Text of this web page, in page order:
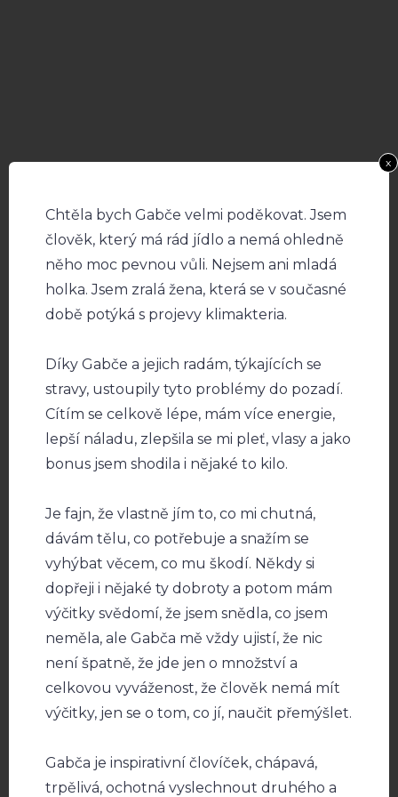
Chtěla bych Gabče velmi poděkovat. Jsem
člověk, který má rád jídlo a nemá ohledně
něho moc pevnou vůli. Nejsem ani mladá
holka. Jsem zralá žena, která se v současné
době potýká s projevy klimakteria.
Díky Gabče a jejich radám, týkajících se
stravy, ustoupily tyto problémy do pozadí.
Cítím se celkově lépe, mám více energie,
lepší náladu, zlepšila se mi pleť, vlasy a jako
bonus jsem shodila i nějaké to kilo.
Je fajn, že vlastně jím to, co mi chutná,
dávám tělu, co potřebuje a snažím se
vyhýbat věcem, co mu škodí. Někdy si
dopřeji i nějaké ty dobroty a potom mám
výčitky svědomí, že jsem snědla, co jsem
neměla, ale Gabča mě vždy ujistí, že nic
není špatně, že jde jen o množství a
celkovou vyváženost, že člověk nemá mít
výčitky, jen se o tom, co jí, naučit přemýšlet.
Gabča je inspirativní človíček, chápavá,
trpělivá, ochotná vyslechnout druhého a
x